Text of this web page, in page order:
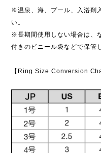
※温泉、海、プール、入浴剤
い。
※長期間使用しない場合は、
付きのビニール袋などで保管
【Ring Size Conversion